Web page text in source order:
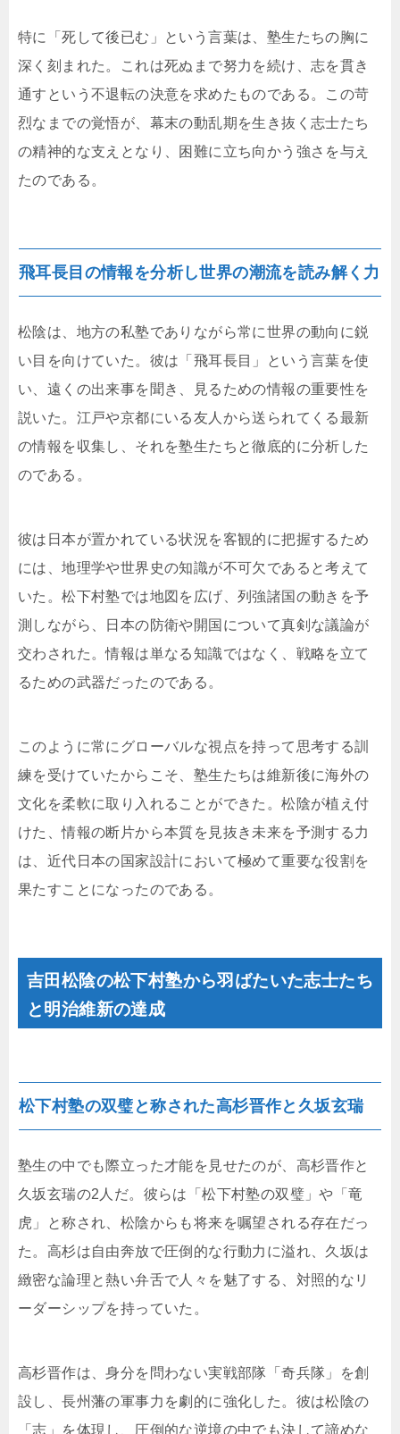
特に「死して後已む」という言葉は、塾生たちの胸に
深く刻まれた。これは死ぬまで努力を続け、志を貫き
通すという不退転の決意を求めたものである。この苛
烈なまでの覚悟が、幕末の動乱期を生き抜く志士たち
の精神的な支えとなり、困難に立ち向かう強さを与え
たのである。
飛耳長目の情報を分析し世界の潮流を読み解く力
松陰は、地方の私塾でありながら常に世界の動向に鋭
い目を向けていた。彼は「飛耳長目」という言葉を使
い、遠くの出来事を聞き、見るための情報の重要性を
説いた。江戸や京都にいる友人から送られてくる最新
の情報を収集し、それを塾生たちと徹底的に分析した
のである。
彼は日本が置かれている状況を客観的に把握するため
には、地理学や世界史の知識が不可欠であると考えて
いた。松下村塾では地図を広げ、列強諸国の動きを予
測しながら、日本の防衛や開国について真剣な議論が
交わされた。情報は単なる知識ではなく、戦略を立て
るための武器だったのである。
このように常にグローバルな視点を持って思考する訓
練を受けていたからこそ、塾生たちは維新後に海外の
文化を柔軟に取り入れることができた。松陰が植え付
けた、情報の断片から本質を見抜き未来を予測する力
は、近代日本の国家設計において極めて重要な役割を
果たすことになったのである。
吉田松陰の松下村塾から羽ばたいた志士たち
と明治維新の達成
松下村塾の双璧と称された高杉晋作と久坂玄瑞
塾生の中でも際立った才能を見せたのが、高杉晋作と
久坂玄瑞の2人だ。彼らは「松下村塾の双璧」や「竜
虎」と称され、松陰からも将来を嘱望される存在だっ
た。高杉は自由奔放で圧倒的な行動力に溢れ、久坂は
緻密な論理と熱い弁舌で人々を魅了する、対照的なリ
ーダーシップを持っていた。
高杉晋作は、身分を問わない実戦部隊「奇兵隊」を創
設し、長州藩の軍事力を劇的に強化した。彼は松陰の
「志」を体現し、圧倒的な逆境の中でも決して諦めな